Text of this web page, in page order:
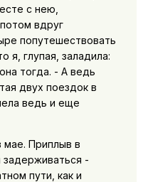
с нею,
вдруг
попутешествовать
я, глупая, заладила:
тогда. - А ведь
двух поездок в
ведь и еще
мае. Приплыв в
задерживаться -
пути, как и